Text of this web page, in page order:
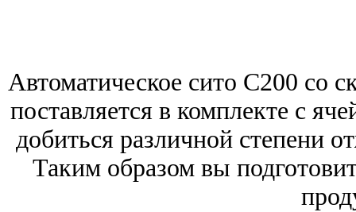
Автоматическое сито C200 со
поставляется в комплекте с
добиться различной степени
Таким образом вы